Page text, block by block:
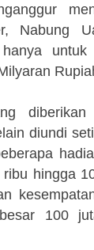
Nabung
untuk
diundi
hingga
100